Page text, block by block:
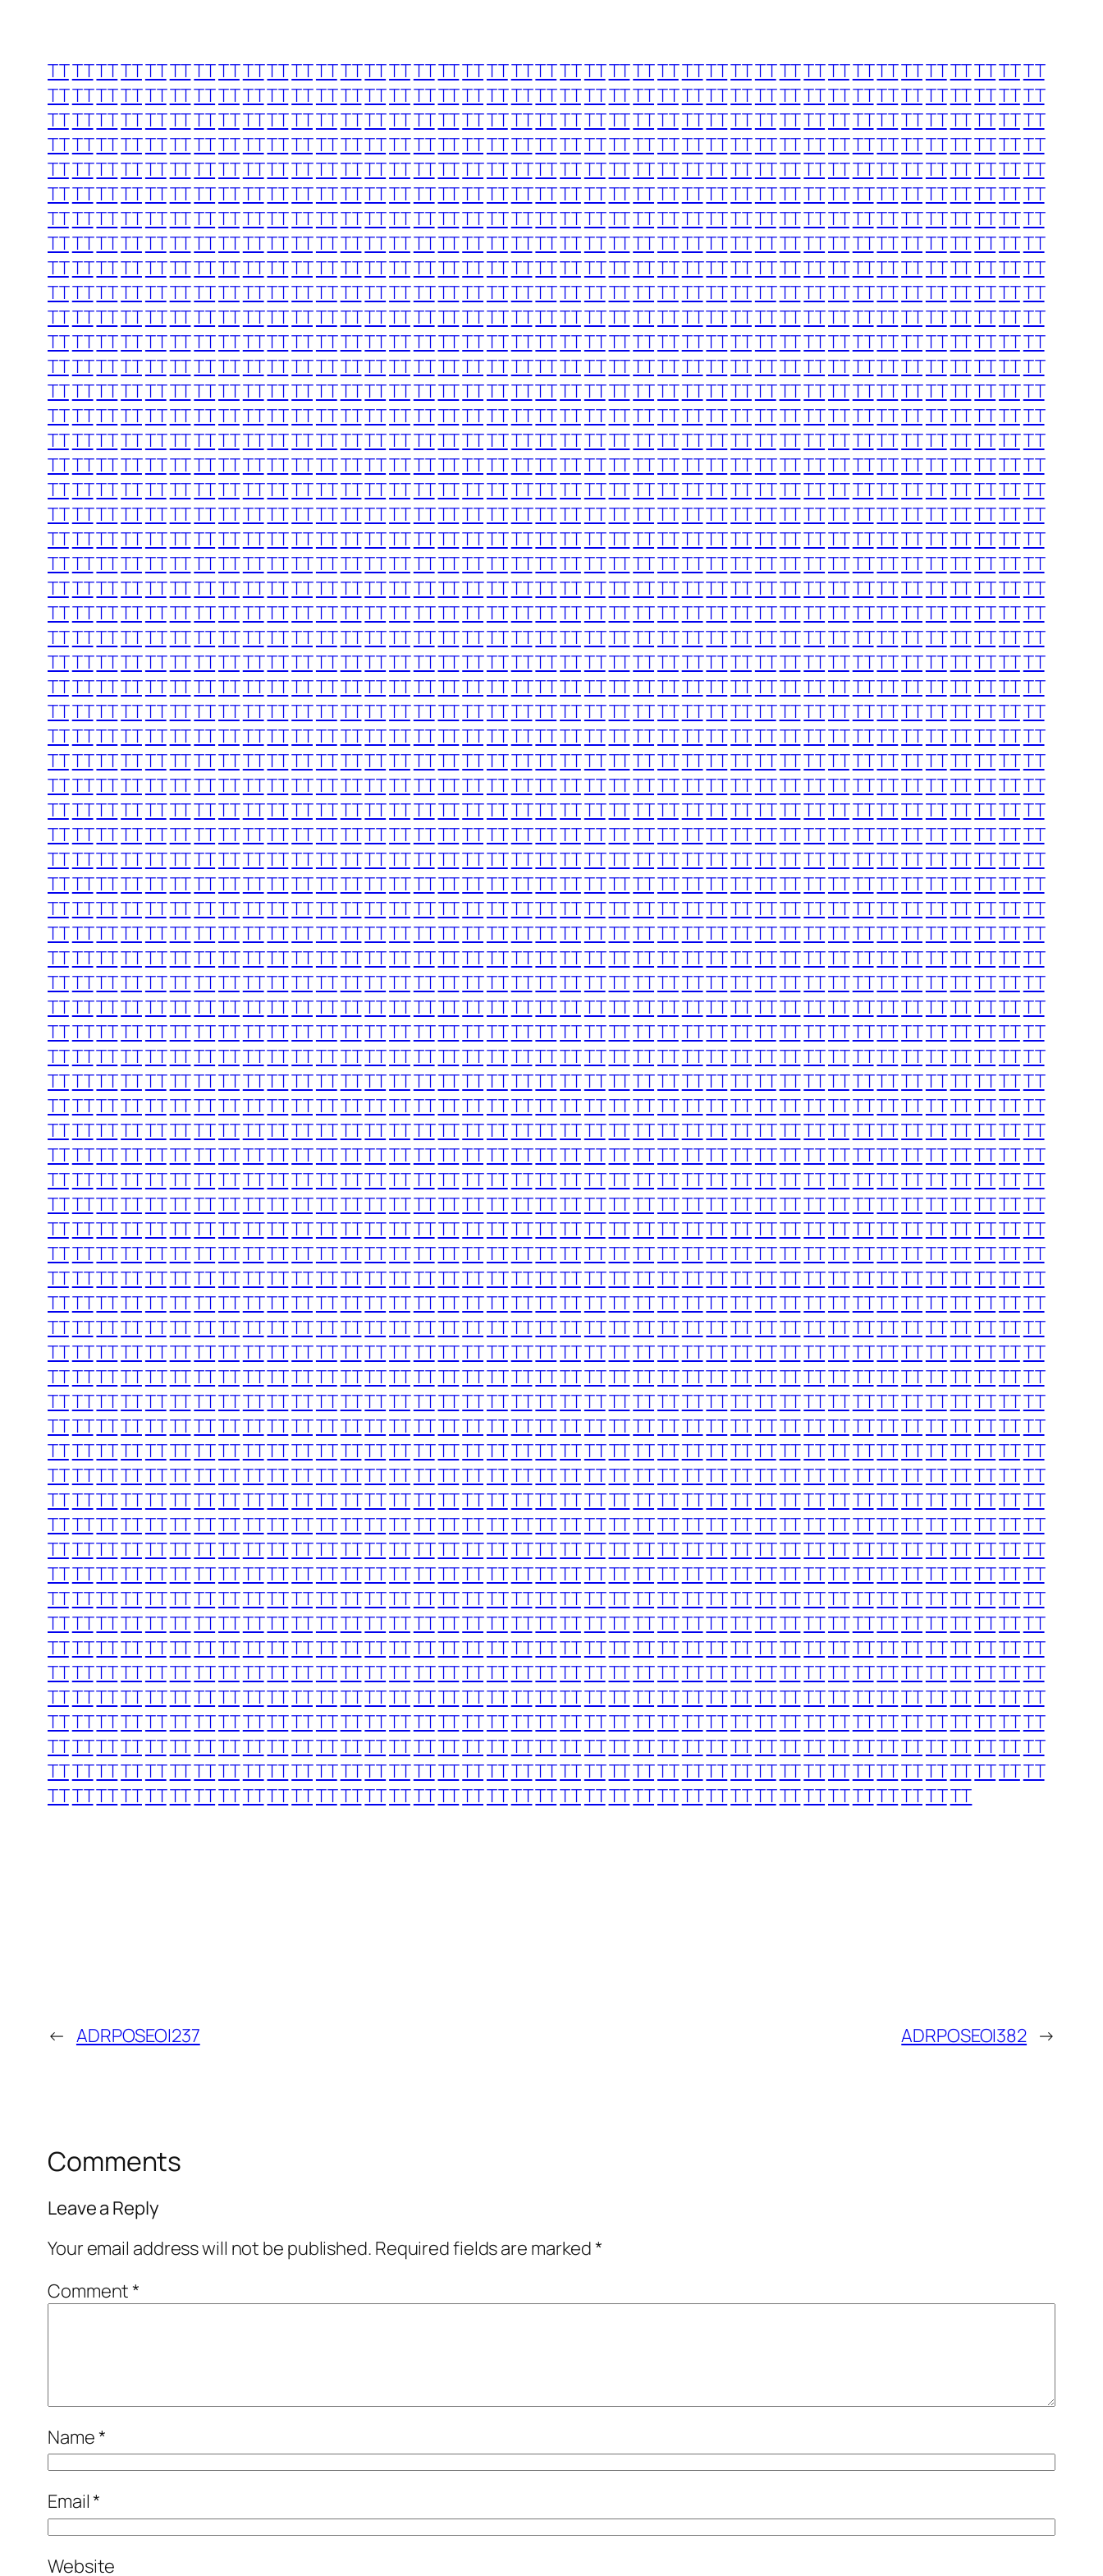
TTTTTTTTTTTTTTTTTTTTTTTTTTTTTTTTTTTTTTTTTTTTTTTTTTTTTTTTTTTTTTTTTTTTTTTTTTTTTTTTTT
TTTTTTTTTTTTTTTTTTTTTTTTTTTTTTTTTTTTTTTTTTTTTTTTTTTTTTTTTTTTTTTTTTTTTTTTTTTTTTTTTT
TTTTTTTTTTTTTTTTTTTTTTTTTTTTTTTTTTTTTTTTTTTTTTTTTTTTTTTTTTTTTTTTTTTTTTTTTTTTTTTTTT
TTTTTTTTTTTTTTTTTTTTTTTTTTTTTTTTTTTTTTTTTTTTTTTTTTTTTTTTTTTTTTTTTTTTTTTTTTTTTTTTTT
TTTTTTTTTTTTTTTTTTTTTTTTTTTTTTTTTTTTTTTTTTTTTTTTTTTTTTTTTTTTTTTTTTTTTTTTTTTTTTTTTT
TTTTTTTTTTTTTTTTTTTTTTTTTTTTTTTTTTTTTTTTTTTTTTTTTTTTTTTTTTTTTTTTTTTTTTTTTTTTTTTTTT
TTTTTTTTTTTTTTTTTTTTTTTTTTTTTTTTTTTTTTTTTTTTTTTTTTTTTTTTTTTTTTTTTTTTTTTTTTTTTTTTTT
TTTTTTTTTTTTTTTTTTTTTTTTTTTTTTTTTTTTTTTTTTTTTTTTTTTTTTTTTTTTTTTTTTTTTTTTTTTTTTTTTT
TTTTTTTTTTTTTTTTTTTTTTTTTTTTTTTTTTTTTTTTTTTTTTTTTTTTTTTTTTTTTTTTTTTTTTTTTTTTTTTTTT
TTTTTTTTTTTTTTTTTTTTTTTTTTTTTTTTTTTTTTTTTTTTTTTTTTTTTTTTTTTTTTTTTTTTTTTTTTTTTTTTTT
TTTTTTTTTTTTTTTTTTTTTTTTTTTTTTTTTTTTTTTTTTTTTTTTTTTTTTTTTTTTTTTTTTTTTTTTTTTTTTTTTT
TTTTTTTTTTTTTTTTTTTTTTTTTTTTTTTTTTTTTTTTTTTTTTTTTTTTTTTTTTTTTTTTTTTTTTTTTTTTTTTTTT
TTTTTTTTTTTTTTTTTTTTTTTTTTTTTTTTTTTTTTTTTTTTTTTTTTTTTTTTTTTTTTTTTTTTTTTTTTTTTTTTTT
TTTTTTTTTTTTTTTTTTTTTTTTTTTTTTTTTTTTTTTTTTTTTTTTTTTTTTTTTTTTTTTTTTTTTTTTTTTTTTTTTT
TTTTTTTTTTTTTTTTTTTTTTTTTTTTTTTTTTTTTTTTTTTTTTTTTTTTTTTTTTTTTTTTTTTTTTTTTTTTTTTTTT
TTTTTTTTTTTTTTTTTTTTTTTTTTTTTTTTTTTTTTTTTTTTTTTTTTTTTTTTTTTTTTTTTTTTTTTTTTTTTTTTTT
TTTTTTTTTTTTTTTTTTTTTTTTTTTTTTTTTTTTTTTTTTTTTTTTTTTTTTTTTTTTTTTTTTTTTTTTTTTTTTTTTT
TTTTTTTTTTTTTTTTTTTTTTTTTTTTTTTTTTTTTTTTTTTTTTTTTTTTTTTTTTTTTTTTTTTTTTTTTTTTTTTTTT
TTTTTTTTTTTTTTTTTTTTTTTTTTTTTTTTTTTTTTTTTTTTTTTTTTTTTTTTTTTTTTTTTTTTTTTTTTTTTTTTTT
TTTTTTTTTTTTTTTTTTTTTTTTTTTTTTTTTTTTTTTTTTTTTTTTTTTTTTTTTTTTTTTTTTTTTTTTTTTTTTTTTT
TTTTTTTTTTTTTTTTTTTTTTTTTTTTTTTTTTTTTTTTTTTTTTTTTTTTTTTTTTTTTTTTTTTTTTTTTTTTTTTTTT
TTTTTTTTTTTTTTTTTTTTTTTTTTTTTTTTTTTTTTTTTTTTTTTTTTTTTTTTTTTTTTTTTTTTTTTTTTTTTTTTTT
TTTTTTTTTTTTTTTTTTTTTTTTTTTTTTTTTTTTTTTTTTTTTTTTTTTTTTTTTTTTTTTTTTTTTTTTTTTTTTTTTT
TTTTTTTTTTTTTTTTTTTTTTTTTTTTTTTTTTTTTTTTTTTTTTTTTTTTTTTTTTTTTTTTTTTTTTTTTTTTTTTTTT
TTTTTTTTTTTTTTTTTTTTTTTTTTTTTTTTTTTTTTTTTTTTTTTTTTTTTTTTTTTTTTTTTTTTTTTTTTTTTTTTTT
TTTTTTTTTTTTTTTTTTTTTTTTTTTTTTTTTTTTTTTTTTTTTTTTTTTTTTTTTTTTTTTTTTTTTTTTTTTTTTTTTT
TTTTTTTTTTTTTTTTTTTTTTTTTTTTTTTTTTTTTTTTTTTTTTTTTTTTTTTTTTTTTTTTTTTTTTTTTTTTTTTTTT
TTTTTTTTTTTTTTTTTTTTTTTTTTTTTTTTTTTTTTTTTTTTTTTTTTTTTTTTTTTTTTTTTTTTTTTTTTTTTTTTTT
TTTTTTTTTTTTTTTTTTTTTTTTTTTTTTTTTTTTTTTTTTTTTTTTTTTTTTTTTTTTTTTTTTTTTTTTTTTTTTTTTT
TTTTTTTTTTTTTTTTTTTTTTTTTTTTTTTTTTTTTTTTTTTTTTTTTTTTTTTTTTTTTTTTTTTTTTTTTTTTTTTTTT
TTTTTTTTTTTTTTTTTTTTTTTTTTTTTTTTTTTTTTTTTTTTTTTTTTTTTTTTTTTTTTTTTTTTTTTTTTTTTTTTTT
TTTTTTTTTTTTTTTTTTTTTTTTTTTTTTTTTTTTTTTTTTTTTTTTTTTTTTTTTTTTTTTTTTTTTTTTTTTTTTTTTT
TTTTTTTTTTTTTTTTTTTTTTTTTTTTTTTTTTTTTTTTTTTTTTTTTTTTTTTTTTTTTTTTTTTTTTTTTTTTTTTTTT
TTTTTTTTTTTTTTTTTTTTTTTTTTTTTTTTTTTTTTTTTTTTTTTTTTTTTTTTTTTTTTTTTTTTTTTTTTTTTTTTTT
TTTTTTTTTTTTTTTTTTTTTTTTTTTTTTTTTTTTTTTTTTTTTTTTTTTTTTTTTTTTTTTTTTTTTTTTTTTTTTTTTT
TTTTTTTTTTTTTTTTTTTTTTTTTTTTTTTTTTTTTTTTTTTTTTTTTTTTTTTTTTTTTTTTTTTTTTTTTTTTTTTTTT
TTTTTTTTTTTTTTTTTTTTTTTTTTTTTTTTTTTTTTTTTTTTTTTTTTTTTTTTTTTTTTTTTTTTTTTTTTTTTTTTTT
TTTTTTTTTTTTTTTTTTTTTTTTTTTTTTTTTTTTTTTTTTTTTTTTTTTTTTTTTTTTTTTTTTTTTTTTTTTTTTTTTT
TTTTTTTTTTTTTTTTTTTTTTTTTTTTTTTTTTTTTTTTTTTTTTTTTTTTTTTTTTTTTTTTTTTTTTTTTTTTTTTTTT
TTTTTTTTTTTTTTTTTTTTTTTTTTTTTTTTTTTTTTTTTTTTTTTTTTTTTTTTTTTTTTTTTTTTTTTTTTTTTTTTTT
TTTTTTTTTTTTTTTTTTTTTTTTTTTTTTTTTTTTTTTTTTTTTTTTTTTTTTTTTTTTTTTTTTTTTTTTTTTTTTTTTT
TTTTTTTTTTTTTTTTTTTTTTTTTTTTTTTTTTTTTTTTTTTTTTTTTTTTTTTTTTTTTTTTTTTTTTTTTTTTTTTTTT
TTTTTTTTTTTTTTTTTTTTTTTTTTTTTTTTTTTTTTTTTTTTTTTTTTTTTTTTTTTTTTTTTTTTTTTTTTTTTTTTTT
TTTTTTTTTTTTTTTTTTTTTTTTTTTTTTTTTTTTTTTTTTTTTTTTTTTTTTTTTTTTTTTTTTTTTTTTTTTTTTTTTT
TTTTTTTTTTTTTTTTTTTTTTTTTTTTTTTTTTTTTTTTTTTTTTTTTTTTTTTTTTTTTTTTTTTTTTTTTTTTTTTTTT
TTTTTTTTTTTTTTTTTTTTTTTTTTTTTTTTTTTTTTTTTTTTTTTTTTTTTTTTTTTTTTTTTTTTTTTTTTTTTTTTTT
TTTTTTTTTTTTTTTTTTTTTTTTTTTTTTTTTTTTTTTTTTTTTTTTTTTTTTTTTTTTTTTTTTTTTTTTTTTTTTTTTT
TTTTTTTTTTTTTTTTTTTTTTTTTTTTTTTTTTTTTTTTTTTTTTTTTTTTTTTTTTTTTTTTTTTTTTTTTTTTTTTTTT
TTTTTTTTTTTTTTTTTTTTTTTTTTTTTTTTTTTTTTTTTTTTTTTTTTTTTTTTTTTTTTTTTTTTTTTTTTTTTTTTTT
TTTTTTTTTTTTTTTTTTTTTTTTTTTTTTTTTTTTTTTTTTTTTTTTTTTTTTTTTTTTTTTTTTTTTTTTTTTTTTTTTT
TTTTTTTTTTTTTTTTTTTTTTTTTTTTTTTTTTTTTTTTTTTTTTTTTTTTTTTTTTTTTTTTTTTTTTTTTTTTTTTTTT
TTTTTTTTTTTTTTTTTTTTTTTTTTTTTTTTTTTTTTTTTTTTTTTTTTTTTTTTTTTTTTTTTTTTTTTTTTTTTTTTTT
TTTTTTTTTTTTTTTTTTTTTTTTTTTTTTTTTTTTTTTTTTTTTTTTTTTTTTTTTTTTTTTTTTTTTTTTTTTTTTTTTT
TTTTTTTTTTTTTTTTTTTTTTTTTTTTTTTTTTTTTTTTTTTTTTTTTTTTTTTTTTTTTTTTTTTTTTTTTTTTTTTTTT
TTTTTTTTTTTTTTTTTTTTTTTTTTTTTTTTTTTTTTTTTTTTTTTTTTTTTTTTTTTTTTTTTTTTTTTTTTTTTTTTTT
TTTTTTTTTTTTTTTTTTTTTTTTTTTTTTTTTTTTTTTTTTTTTTTTTTTTTTTTTTTTTTTTTTTTTTTTTTTTTTTTTT
TTTTTTTTTTTTTTTTTTTTTTTTTTTTTTTTTTTTTTTTTTTTTTTTTTTTTTTTTTTTTTTTTTTTTTTTTTTTTTTTTT
TTTTTTTTTTTTTTTTTTTTTTTTTTTTTTTTTTTTTTTTTTTTTTTTTTTTTTTTTTTTTTTTTTTTTTTTTTTTTTTTTT
TTTTTTTTTTTTTTTTTTTTTTTTTTTTTTTTTTTTTTTTTTTTTTTTTTTTTTTTTTTTTTTTTTTTTTTTTTTTTTTTTT
TTTTTTTTTTTTTTTTTTTTTTTTTTTTTTTTTTTTTTTTTTTTTTTTTTTTTTTTTTTTTTTTTTTTTTTTTTTTTTTTTT
TTTTTTTTTTTTTTTTTTTTTTTTTTTTTTTTTTTTTTTTTTTTTTTTTTTTTTTTTTTTTTTTTTTTTTTTTTTTTTTTTT
TTTTTTTTTTTTTTTTTTTTTTTTTTTTTTTTTTTTTTTTTTTTTTTTTTTTTTTTTTTTTTTTTTTTTTTTTTTTTTTTTT
TTTTTTTTTTTTTTTTTTTTTTTTTTTTTTTTTTTTTTTTTTTTTTTTTTTTTTTTTTTTTTTTTTTTTTTTTTTTTTTTTT
TTTTTTTTTTTTTTTTTTTTTTTTTTTTTTTTTTTTTTTTTTTTTTTTTTTTTTTTTTTTTTTTTTTTTTTTTTTTTTTTTT
TTTTTTTTTTTTTTTTTTTTTTTTTTTTTTTTTTTTTTTTTTTTTTTTTTTTTTTTTTTTTTTTTTTTTTTTTTTTTTTTTT
TTTTTTTTTTTTTTTTTTTTTTTTTTTTTTTTTTTTTTTTTTTTTTTTTTTTTTTTTTTTTTTTTTTTTTTTTTTTTTTTTT
TTTTTTTTTTTTTTTTTTTTTTTTTTTTTTTTTTTTTTTTTTTTTTTTTTTTTTTTTTTTTTTTTTTTTTTTTTTTTTTTTT
TTTTTTTTTTTTTTTTTTTTTTTTTTTTTTTTTTTTTTTTTTTTTTTTTTTTTTTTTTTTTTTTTTTTTTTTTTTTTTTTTT
TTTTTTTTTTTTTTTTTTTTTTTTTTTTTTTTTTTTTTTTTTTTTTTTTTTTTTTTTTTTTTTTTTTTTTTTTTTTTTTTTT
TTTTTTTTTTTTTTTTTTTTTTTTTTTTTTTTTTTTTTTTTTTTTTTTTTTTTTTTTTTTTTTTTTTTTTTTTTTTTTTTTT
TTTTTTTTTTTTTTTTTTTTTTTTTTTTTTTTTTTTTTTTTTTTTTTTTTTTTTTTTTTTTTTTTTTTTTTTTTTT
← ADRPOSEOI237 ADRPOSEOI382 →
Comments
Leave a Reply
Your email address will not be published. Required fields are marked*
Comment*
Name*
Email*
Website